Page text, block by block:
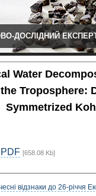
ДОСЛІДНИЙ
Water
Troposphere:
Symmetrized
[658.08 Kb]
відзнаки до 26-річчя